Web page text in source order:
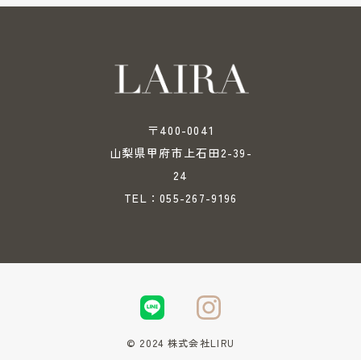
〒400-0041
山梨県甲府市上石田2-39-
24
TEL： 055-267-9196
© 2024 株式会社LIRU